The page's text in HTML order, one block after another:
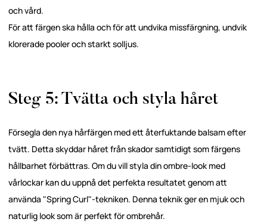
och vård.
För att färgen ska hålla och för att undvika missfärgning, undvik
klorerade pooler och starkt solljus.
Steg 5: Tvätta och styla håret
Försegla den nya hårfärgen med ett återfuktande balsam efter
tvätt. Detta skyddar håret från skador samtidigt som färgens
hållbarhet förbättras. Om du vill styla din ombre-look med
vårlockar kan du uppnå det perfekta resultatet genom att
använda "Spring Curl"-tekniken. Denna teknik ger en mjuk och
naturlig look som är perfekt för ombrehår.